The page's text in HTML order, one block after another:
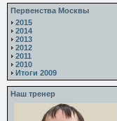
Первенства Москвы
2015
2014
2013
2012
2011
2010
Итоги 2009
Наш тренер